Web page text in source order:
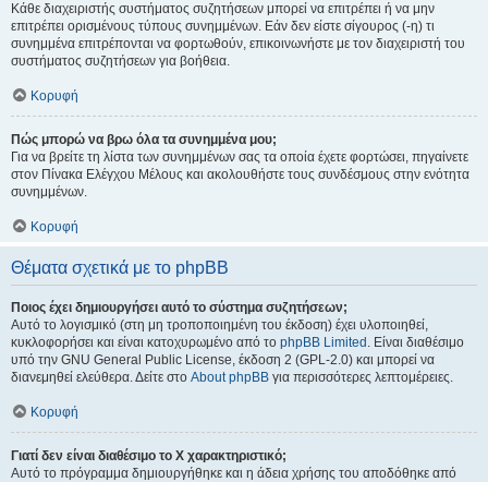
Κάθε διαχειριστής συστήματος συζητήσεων μπορεί να επιτρέπει ή να μην
επιτρέπει ορισμένους τύπους συνημμένων. Εάν δεν είστε σίγουρος (-η) τι
συνημμένα επιτρέπονται να φορτωθούν, επικοινωνήστε με τον διαχειριστή του
συστήματος συζητήσεων για βοήθεια.
Κορυφή
Πώς μπορώ να βρω όλα τα συνημμένα μου;
Για να βρείτε τη λίστα των συνημμένων σας τα οποία έχετε φορτώσει, πηγαίνετε
στον Πίνακα Ελέγχου Μέλους και ακολουθήστε τους συνδέσμους στην ενότητα
συνημμένων.
Κορυφή
Θέματα σχετικά με το phpBB
Ποιος έχει δημιουργήσει αυτό το σύστημα συζητήσεων;
Αυτό το λογισμικό (στη μη τροποποιημένη του έκδοση) έχει υλοποιηθεί,
κυκλοφορήσει και είναι κατοχυρωμένο από το phpBB Limited . Είναι διαθέσιμο
υπό την GNU General Public License, έκδοση 2 (GPL-2.0) και μπορεί να
διανεμηθεί ελεύθερα. Δείτε στο About phpBB για περισσότερες λεπτομέρειες.
Κορυφή
Γιατί δεν είναι διαθέσιμο το Χ χαρακτηριστικό;
Αυτό το πρόγραμμα δημιουργήθηκε και η άδεια χρήσης του αποδόθηκε από